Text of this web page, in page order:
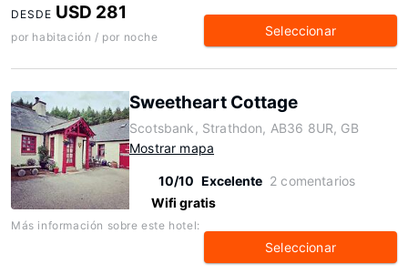
DESDE USD 281
por habitación / por noche Seleccionar
Sweetheart Cottage
Scotsbank, Strathdon, AB36 8UR, GB
Mostrar mapa
10/10 Excelente 2 comentarios
Wifi gratis
Más información sobre este hotel:
Seleccionar